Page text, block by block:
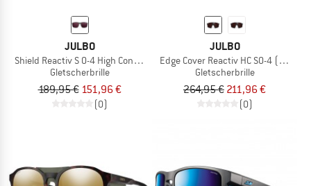
JULBO
Shield Reactiv S 0-4 High Contrast (VLT 4-86%)
Gletscherbrille
189,95 € 151,96 €
(0)
JULBO
Edge Cover Reactiv HC S0-4 (VLT 4-
Gletscherbrille
264,95 € 211,96 €
(0)